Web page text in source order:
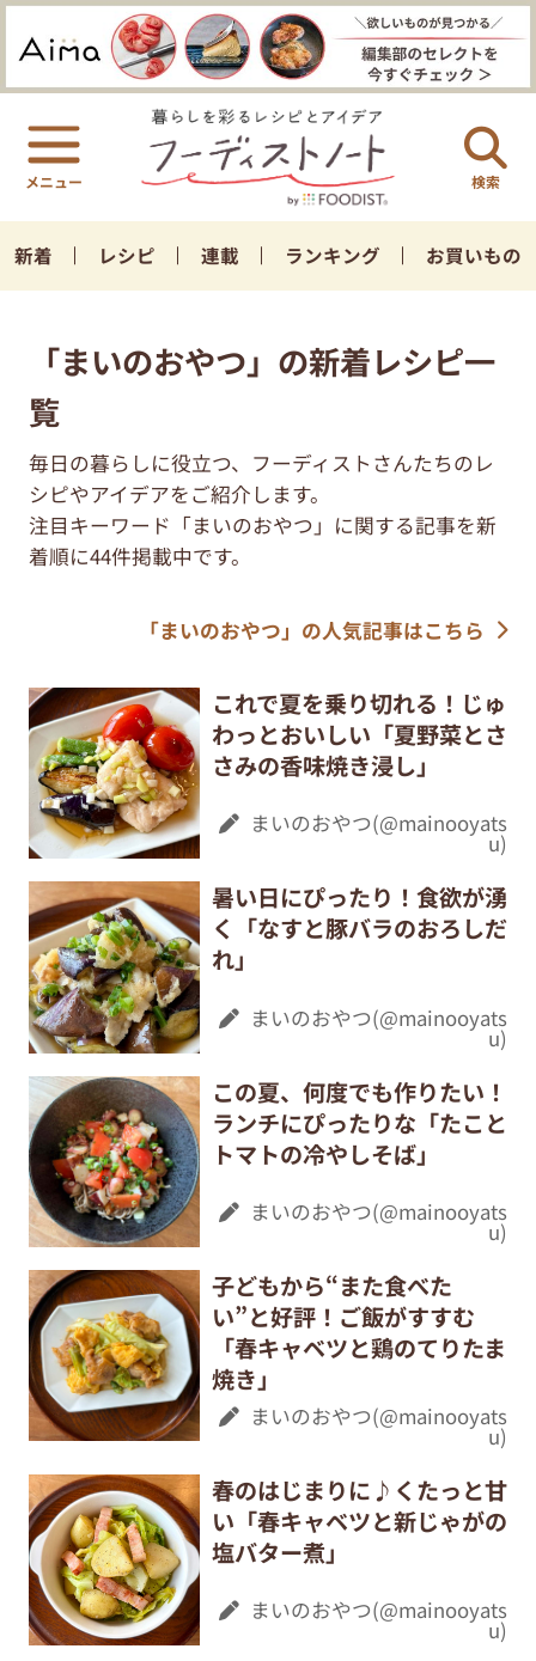
検索
新着 レシピ 連載 ランキング お買いもの
「まいのおやつ」の新着レシピ一
覧
毎日の暮らしに役立つ、フーディストさんたちのレ
シピやアイデアをご紹介します。
注目キーワード「まいのおやつ」に関する記事を新
着順に44件掲載中です。
「まいのおやつ」の人気記事はこちら
これで夏を乗り切れる！じゅ
わっとおいしい「夏野菜とさ
さみの香味焼き浸し」
まいのおやつ(@mainooyats
u)
暑い日にぴったり！食欲が湧
く「なすと豚バラのおろしだ
れ」
まいのおやつ(@mainooyats
u)
この夏、何度でも作りたい！
ランチにぴったりな「たこと
トマトの冷やしそば」
まいのおやつ(@mainooyats
u)
子どもから“また食べた
い”と好評！ご飯がすすむ
「春キャベツと鶏のてりたま
焼き」
まいのおやつ(@mainooyats
u)
春のはじまりに♪くたっと甘
い「春キャベツと新じゃがの
塩バター煮」
まいのおやつ(@mainooyats
u)